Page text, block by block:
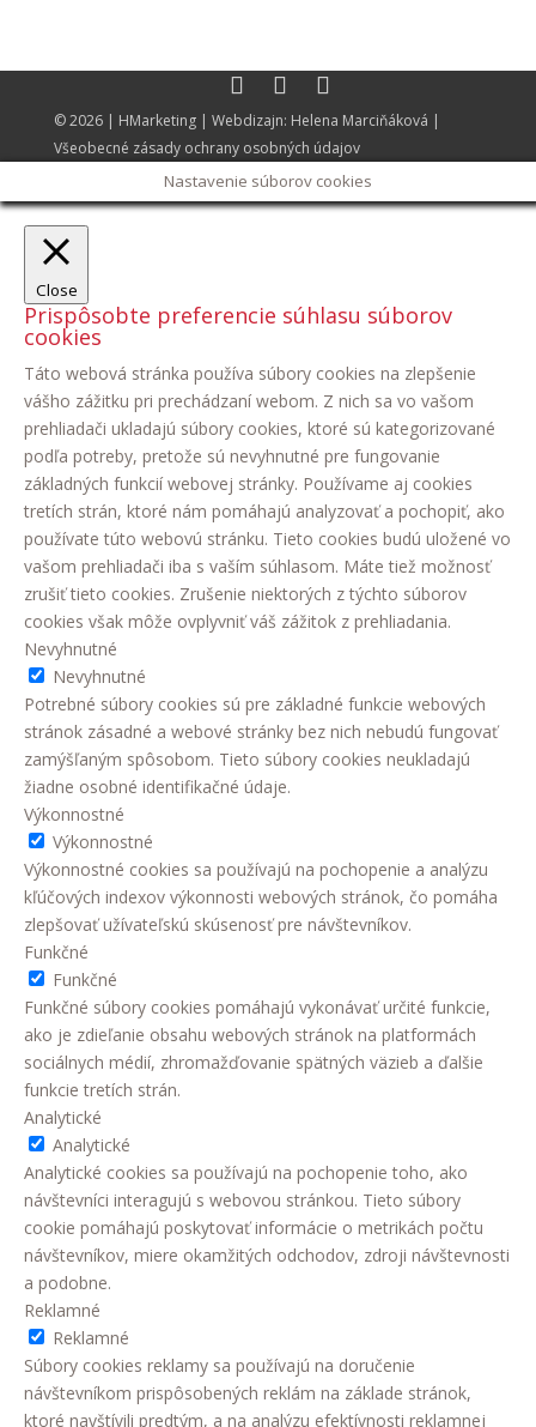
© 2026 | HMarketing| Webdizajn: Helena Marciňáková |
Všeobecné zásady ochrany osobných údajov
Nastavenie súborov cookies
Close
Prispôsobte preferencie súhlasu súborov
cookies
Táto webová stránka používa súbory cookies na zlepšenie
vášho zážitku pri prechádzaní webom. Z nich sa vo vašom
prehliadači ukladajú súbory cookies, ktoré sú kategorizované
podľa potreby, pretože sú nevyhnutné pre fungovanie
základných funkcií webovej stránky. Používame aj cookies
tretích strán, ktoré nám pomáhajú analyzovať a pochopiť, ako
používate túto webovú stránku. Tieto cookies budú uložené vo
vašom prehliadači iba s vaším súhlasom. Máte tiež možnosť
zrušiť tieto cookies. Zrušenie niektorých z týchto súborov
cookies však môže ovplyvniť váš zážitok z prehliadania.
Nevyhnutné
Nevyhnutné
Potrebné súbory cookies sú pre základné funkcie webových
stránok zásadné a webové stránky bez nich nebudú fungovať
zamýšľaným spôsobom. Tieto súbory cookies neukladajú
žiadne osobné identifikačné údaje.
Výkonnostné
Výkonnostné
Výkonnostné cookies sa používajú na pochopenie a analýzu
kľúčových indexov výkonnosti webových stránok, čo pomáha
zlepšovať užívateľskú skúsenosť pre návštevníkov.
Funkčné
Funkčné
Funkčné súbory cookies pomáhajú vykonávať určité funkcie,
ako je zdieľanie obsahu webových stránok na platformách
sociálnych médií, zhromažďovanie spätných väzieb a ďalšie
funkcie tretích strán.
Analytické
Analytické
Analytické cookies sa používajú na pochopenie toho, ako
návštevníci interagujú s webovou stránkou. Tieto súbory
cookie pomáhajú poskytovať informácie o metrikách počtu
návštevníkov, miere okamžitých odchodov, zdroji návštevnosti
a podobne.
Reklamné
Reklamné
Súbory cookies reklamy sa používajú na doručenie
návštevníkom prispôsobených reklám na základe stránok,
ktoré navštívili predtým, a na analýzu efektívnosti reklamnej